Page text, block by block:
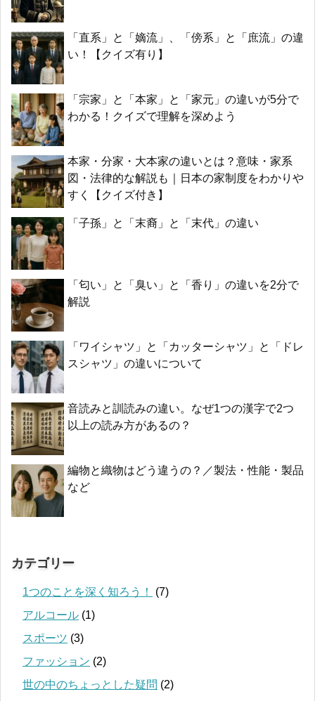
「直系」と「嫡流」、「傍系」と「庶流」の違
い！【クイズ有り】
「宗家」と「本家」と「家元」の違いが5分で
わかる！クイズで理解を深めよう
本家・分家・大本家の違いとは？意味・家系
図・法律的な解説も｜日本の家制度をわかりや
すく【クイズ付き】
「子孫」と「末裔」と「末代」の違い
「匂い」と「臭い」と「香り」の違いを2分で
解説
「ワイシャツ」と「カッターシャツ」と「ドレ
スシャツ」の違いについて
音読みと訓読みの違い。なぜ1つの漢字で2つ
以上の読み方があるの？
編物と織物はどう違うの？／製法・性能・製品
など
カテゴリー
1つのことを深く知ろう！
(7)
アルコール (1)
スポーツ (3)
ファッション (2)
世の中のちょっとした疑問 (2)